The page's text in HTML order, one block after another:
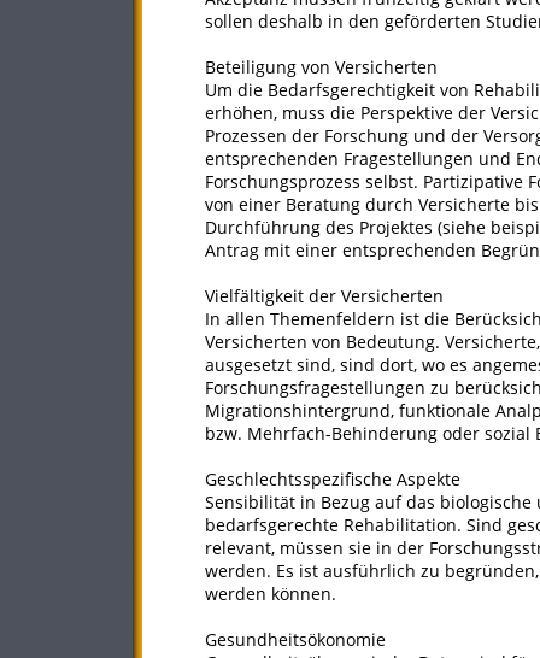
sollen deshalb in den geförderten
Beteiligung von Versicherten
Um die Bedarfsgerechtigkeit von
erhöhen, muss die Perspektive der
Prozessen der Forschung und der
entsprechenden Fragestellungen und
Forschungsprozess selbst. Partizipative
von einer Beratung durch Versicherte
Durchführung des Projektes (siehe
Antrag mit einer entsprechenden
Vielfältigkeit der Versicherten
In allen Themenfeldern ist die
Versicherten von Bedeutung.
ausgesetzt sind, sind dort, wo es
Forschungsfragestellungen zu
Migrationshintergrund, funktionale
bzw. Mehrfach-Behinderung oder sozial
Geschlechtsspezifische Aspekte
Sensibilität in Bezug auf das
bedarfsgerechte Rehabilitation. Sind
relevant, müssen sie in der
werden. Es ist ausführlich zu
werden können.
Gesundheitsökonomie